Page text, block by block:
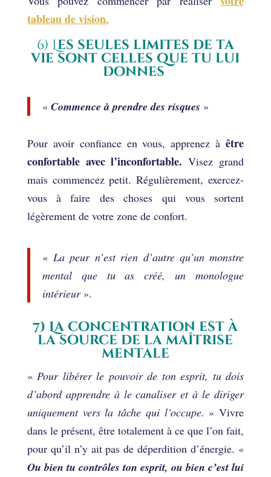
tableau de vision.
6) Les seules limites de ta
vie sont celles que tu lui
donnes
« Commence à prendre des risques »
Pour avoir confiance en vous, apprenez àêtre
confortable avec l’inconfortable. Visez grand
mais commencez petit. Régulièrement, exercez-
vous à faire des choses qui vous sortent
légèrement de votre zone de confort.
«La peur n’est rien d’autre qu’un monstre
mental que tu as créé, un monologue
intérieur».
7) La concentration est à
la source de la maîtrise
mentale
«Pour libérer le pouvoir de ton esprit, tu dois
d’abord apprendre à le canaliser et à le diriger
uniquement vers la tâche qui l’occupe. » Vivre
dans le présent, être totalement à ce que l’on fait,
pour qu’il n’y ait pas de déperdition d’énergie. «
Ou bien tu contrôles ton esprit, ou bien c’est lui